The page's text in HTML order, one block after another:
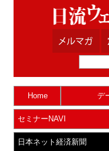
Home デ
セミナーNAVI
日本ネット経済新聞